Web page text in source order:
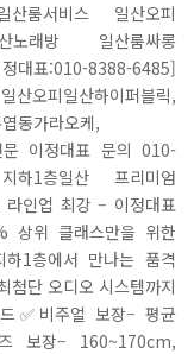
룸서비스 일산오피
노래방 일산룸싸롱
표:010-8388-6485]
오피일산하이퍼블릭,
동가라오케,
문 이정대표 문의 010-
1층일산 프리미엄
라인업 최강 – 이정대표
상위 클래스만을 위한
1층에서 만나는 품격
첨단 오디오 시스템까지
✅비주얼 보장– 평균
보장– 160~170cm,